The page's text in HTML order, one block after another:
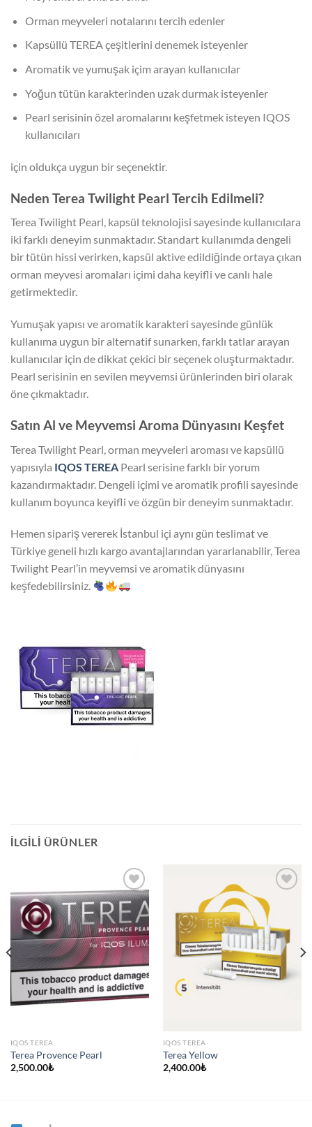
Orman meyveleri notalarını tercih edenler
Kapsüllü TEREA çeşitlerini denemek isteyenler
Aromatik ve yumuşak içim arayan kullanıcılar
Yoğun tütün karakterinden uzak durmak isteyenler
Pearl serisinin özel aromalarını keşfetmek isteyen IQOS
kullanıcıları
için oldukça uygun bir seçenektir.
Neden Terea Twilight Pearl Tercih Edilmeli?
Terea Twilight Pearl, kapsül teknolojisi sayesinde kullanıcılara
iki farklı deneyim sunmaktadır. Standart kullanımda dengeli
bir tütün hissi verirken, kapsül aktive edildiğinde ortaya çıkan
orman meyvesi aromaları içimi daha keyifli ve canlı hale
getirmektedir.
Yumuşak yapısı ve aromatik karakteri sayesinde günlük
kullanıma uygun bir alternatif sunarken, farklı tatlar arayan
kullanıcılar için de dikkat çekici bir seçenek oluşturmaktadır.
Pearl serisinin en sevilen meyvemsi ürünlerinden biri olarak
öne çıkmaktadır.
Satın Al ve Meyvemsi Aroma Dünyasını Keşfet
Terea Twilight Pearl, orman meyveleri aroması ve kapsüllü
yapısıyla IQOS TEREA Pearl serisine farklı bir yorum
kazandırmaktadır. Dengeli içimi ve aromatik profili sayesinde
kullanım boyunca keyifli ve özgün bir deneyim sunmaktadır.
Hemen sipariş vererek İstanbul içi aynı gün teslimat ve
Türkiye geneli hızlı kargo avantajlarından yararlanabilir, Terea
Twilight Pearl’in meyvemsi ve aromatik dünyasını
keşfedebilirsiniz.
İLGILI ÜRÜNLER
IQOS TEREA
Terea Provence Pearl
2,500.00₺
IQOS TEREA
Terea Yellow
2,400.00₺